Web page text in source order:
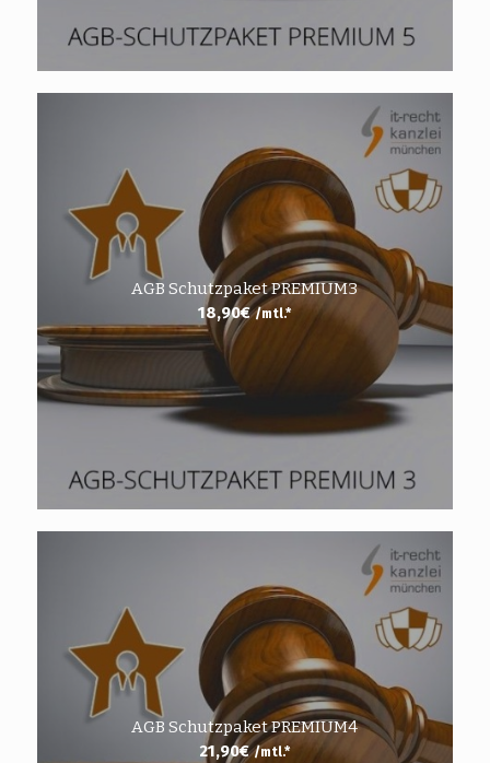
AGB Schutzpaket PREMIUM3
18,90€ /mtl.*
AGB Schutzpaket PREMIUM4
21,90€ /mtl.*